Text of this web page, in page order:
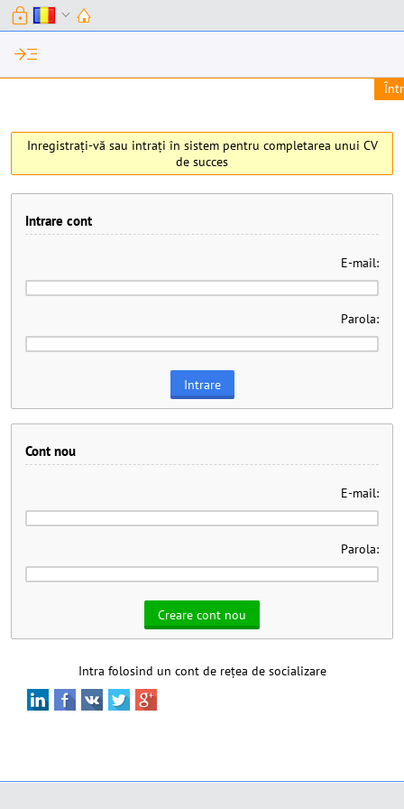
lock expand_more
read_more
Inregistrați-vă sau intrați în sistem pentru completarea unui CV
de succes
Intrare cont
E-mail:
Parola:
Cont nou
E-mail:
Parola:
Intra folosind un cont de rețea de socializare